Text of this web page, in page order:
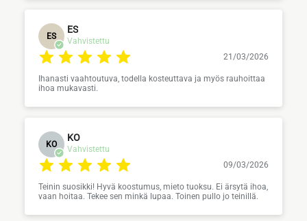
ES
ES
Vahvistettu
21/03/2026
Ihanasti vaahtoutuva, todella kosteuttava ja myös rauhoittaa
ihoa mukavasti.
KO
KO
Vahvistettu
09/03/2026
Teinin suosikki! Hyvä koostumus, mieto tuoksu. Ei ärsytä ihoa,
vaan hoitaa. Tekee sen minkä lupaa. Toinen pullo jo teinillä.